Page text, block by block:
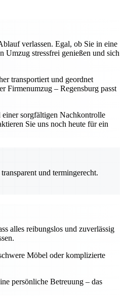
verlassen. Egal, ob Sie in eine
Umzug stressfrei genießen und sich
transportiert und geordnet
Firmenumzug – Regensburg passt
sorgfältigen Nachkontrolle
Sie uns noch heute für ein
und termingerecht.
alles reibungslos und zuverlässig
Möbel oder komplizierte
persönliche Betreuung – das